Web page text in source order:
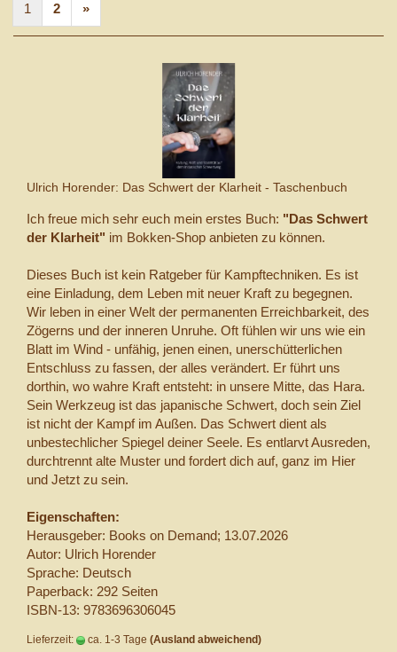
1 2 »
Ulrich Horender: Das Schwert der Klarheit - Taschenbuch
Ich freue mich sehr euch mein erstes Buch: "Das Schwert
der Klarheit" im Bokken-Shop anbieten zu können.
Dieses Buch ist kein Ratgeber für Kampftechniken. Es ist
eine Einladung, dem Leben mit neuer Kraft zu begegnen.
Wir leben in einer Welt der permanenten Erreichbarkeit, des
Zögerns und der inneren Unruhe. Oft fühlen wir uns wie ein
Blatt im Wind - unfähig, jenen einen, unerschütterlichen
Entschluss zu fassen, der alles verändert. Er führt uns
dorthin, wo wahre Kraft entsteht: in unsere Mitte, das Hara.
Sein Werkzeug ist das japanische Schwert, doch sein Ziel
ist nicht der Kampf im Außen. Das Schwert dient als
unbestechlicher Spiegel deiner Seele. Es entlarvt Ausreden,
durchtrennt alte Muster und fordert dich auf, ganz im Hier
und Jetzt zu sein.
Eigenschaften:
Herausgeber: Books on Demand; 13.07.2026
Autor: Ulrich Horender
Sprache: Deutsch
Paperback: 292 Seiten
ISBN-13: 9783696306045
Lieferzeit: ca. 1-3 Tage (Ausland abweichend)